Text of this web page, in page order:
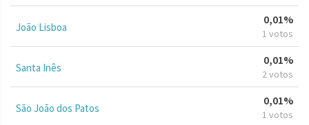
João Lisboa
0,01%
1 votos
Santa Inês
0,01%
2 votos
São João dos Patos
0,01%
1 votos